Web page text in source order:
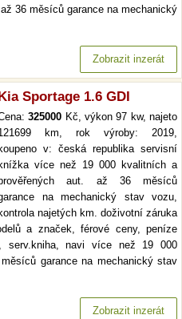
36 měsíců garance na mechanický
Zobrazit inzerát
Sportage 1.6 GDI
325000 Kč, výkon 97 kw, najeto
km, rok výroby: 2019,
koupeno v: česká republika servisní
knížka více než 19 000 kvalitních a
aut. až 36 měsíců
na mechanický stav vozu,
kontrola najetých km. doživotní záruka
a značek, férové ceny, peníze
serv.kniha, navi více než 19 000
garance na mechanický stav
Zobrazit inzerát